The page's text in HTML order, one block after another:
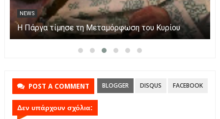
NEWS
Η Πάργα τίμησε τη Μεταμόρφωση του Κυρίου
POST A COMMENT BLOGGER DISQUS FACEBOOK
Δεν υπάρχουν σχόλια: